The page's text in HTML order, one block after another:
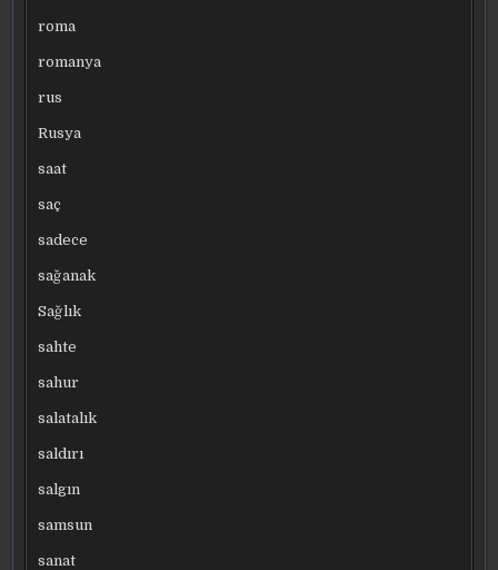
roma
romanya
rus
Rusya
saat
saç
sadece
sağanak
Sağlık
sahte
sahur
salatalık
saldırı
salgın
samsun
sanat